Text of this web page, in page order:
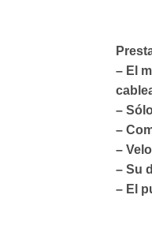
– El
–
–
–
– Su
– El